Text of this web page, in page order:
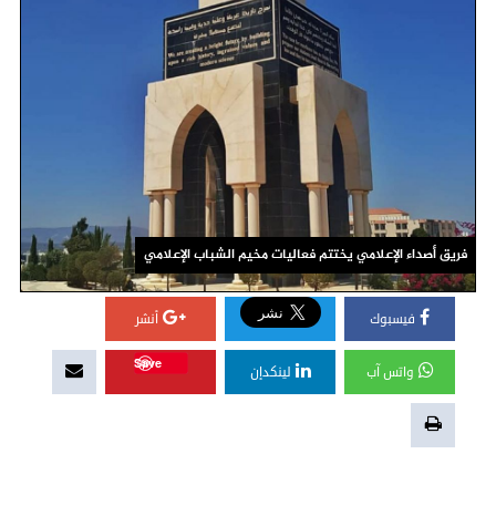
فريق أصداء الإعلامي يختتم فعاليات مخيم الشباب الإعلامي
فيسبوك أنشر
واتس آب لينكدإن
Save